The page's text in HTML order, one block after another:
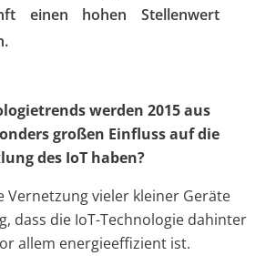
einen hohen Stellenwert
werden 2015 aus
großen Einfluss auf die
des IoT haben?
Vernetzung vieler kleiner Geräte
dass die IoT-Technologie dahinter
allem energieeffizient ist.